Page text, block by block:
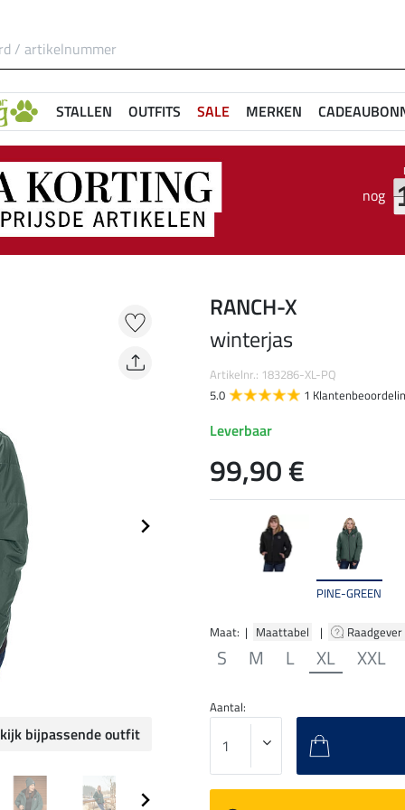
STALLEN OUTFITS SALE MERKEN
nog
bijpassende outfit
PINE-GREEN
Maat: | Maattabel | Raadgever
S M L XL XXL
RANCH-X
winterjas
Artikelnr.: 183286-XL-PQ
5.0
1
Leverbaar
99,90 €
Aantal: